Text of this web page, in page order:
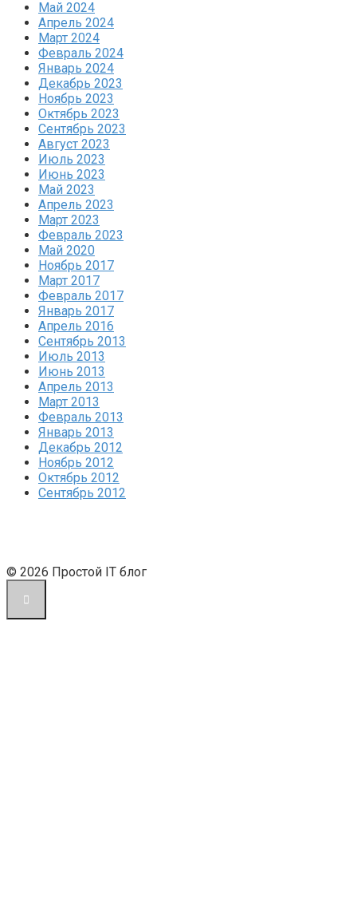
Май 2024
Апрель 2024
Март 2024
Февраль 2024
Январь 2024
Декабрь 2023
Ноябрь 2023
Октябрь 2023
Сентябрь 2023
Август 2023
Июль 2023
Июнь 2023
Май 2023
Апрель 2023
Март 2023
Февраль 2023
Май 2020
Ноябрь 2017
Март 2017
Февраль 2017
Январь 2017
Апрель 2016
Сентябрь 2013
Июль 2013
Июнь 2013
Апрель 2013
Март 2013
Февраль 2013
Январь 2013
Декабрь 2012
Ноябрь 2012
Октябрь 2012
Сентябрь 2012
© 2026 Простой IT блог